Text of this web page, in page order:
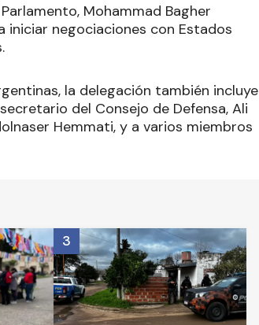
Mohammad Bagher
iniciar negociaciones con Estados
la delegación también incluye
del Consejo de Defensa, Ali
Hemmati, y a varios miembros
3